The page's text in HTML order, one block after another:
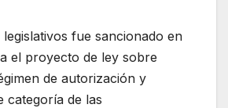
fue sancionado en
el proyecto de ley sobre
de autorización y
categoría de las